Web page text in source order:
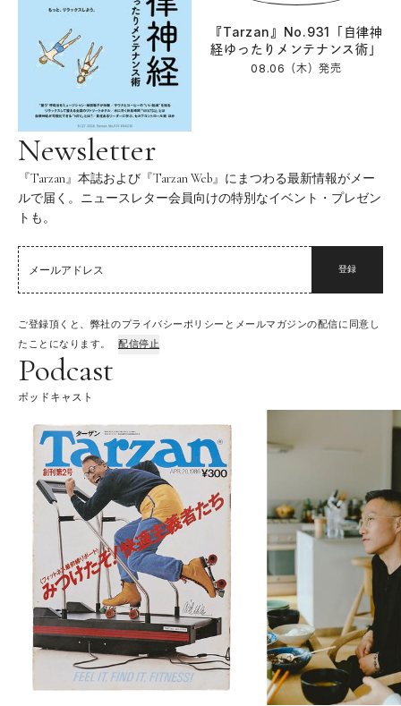
『Tarzan』No.931「自律神
経ゆったりメンテナンス術」
08.06（木）発売
Newsletter
『Tarzan』本誌および『Tarzan Web』にまつわる最新情報がメー
ルで届く。ニュースレター会員向けの特別なイベント・プレゼン
トも。
登録
ご登録頂くと、弊社のプライバシーポリシーとメールマガジンの配信に同意し
たことになります。
配信停止
Podcast
ポッドキャスト